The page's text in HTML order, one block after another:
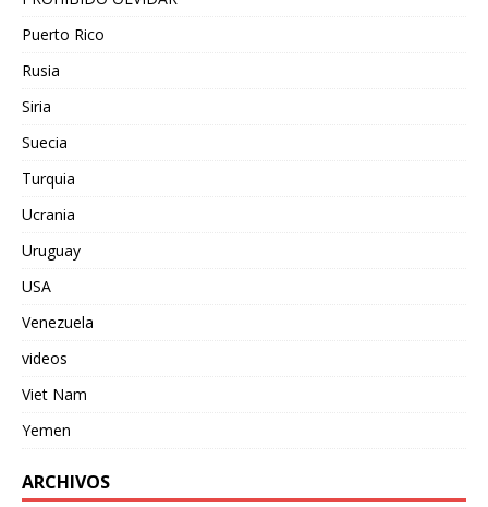
Puerto Rico
Rusia
Siria
Suecia
Turquia
Ucrania
Uruguay
USA
Venezuela
videos
Viet Nam
Yemen
ARCHIVOS